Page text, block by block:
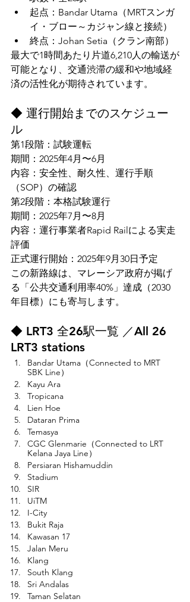
起点：Bandar Utama（MRTスンガ
イ・ブロー～カジャン線と接続）
終点：Johan Setia（クラン南部）
最大で1時間あたり片道6,210人の輸送が
可能となり、交通渋滞の緩和や地域経
済の活性化が期待されています。
◆ 運行開始までのスケジュー
ル
第1段階：試験運転
期間：2025年4月〜6月
内容：安全性、耐久性、運行手順
（SOP）の確認
第2段階：本格試験運行
期間：2025年7月〜8月
内容：運行事業者Rapid Railによる実走
評価
正式運行開始：2025年9月30日予定
この新路線は、マレーシア政府が掲げ
る「公共交通利用率40%」達成（2030
年目標）にも寄与します。
◆ LRT3 全26駅一覧 ／All 26
LRT3 stations
Bandar Utama（Connected to MRT
SBK Line）
Kayu Ara
Tropicana
Lien Hoe
Dataran Prima
Temasya
CGC Glenmarie（Connected to LRT
Kelana Jaya Line）
Persiaran Hishamuddin
Stadium
SIR
UiTM
I-City
Bukit Raja
Kawasan 17
Jalan Meru
Klang
South Klang
Sri Andalas
Taman Selatan